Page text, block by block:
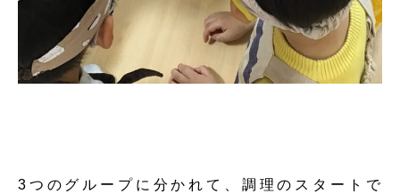
3つのグループに分かれて、調理のスタートで